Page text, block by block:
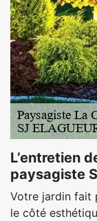
L’entretien
paysagiste
Votre jardin fait
le côté